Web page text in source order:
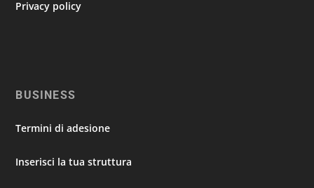
Privacy policy
BUSINESS
Termini di adesione
Inserisci la tua struttura